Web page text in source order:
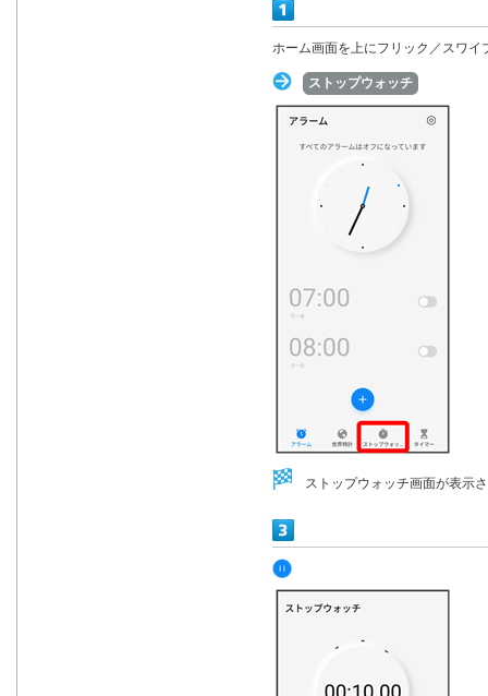
ホーム画面を上にフリック／スワイ
ストップウォッチ
ストップウォッチ画面が表示